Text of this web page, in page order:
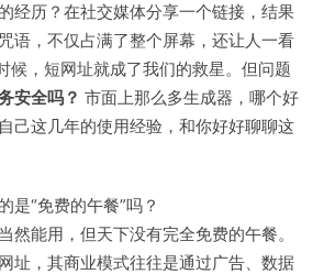
经历？在社交媒体分享一个链接，结果
语，不仅占满了整个屏幕，还让人一看
候，短网址就成了我们的救星。但问题
安全吗？ 市面上那么多生成器，哪个好
己这几年的使用经验，和你好好聊聊这
是“免费的午餐”吗？
然能用，但天下没有完全免费的午餐。
址，其商业模式往往是通过广告、数据